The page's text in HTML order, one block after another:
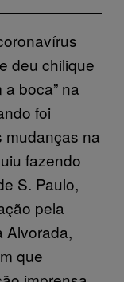
deu chilique
boca” na
foi
mudanças na
fazendo
S. Paulo,
pela
Alvorada,
que